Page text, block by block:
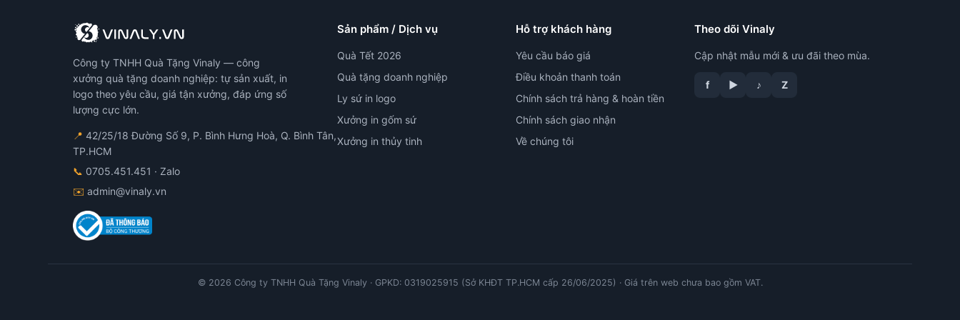
Công ty TNHH Quà Tặng Vinaly — công
xưởng quà tặng doanh nghiệp: tự sản xuất, in
logo theo yêu cầu, giá tận xưởng, đáp ứng số
lượng cực lớn.
📍 42/25/18 Đường Số 9, P. Bình Hưng Hoà, Q. Bình Tân,
TP.HCM
📞 0705.451.451 · Zalo
✉️ admin@vinaly.vn
Sản phẩm / Dịch vụ
Quà Tết 2026
Quà tặng doanh nghiệp
Ly sứ in logo
Xưởng in gốm sứ
Xưởng in thủy tinh
Hỗ trợ khách hàng
Yêu cầu báo giá
Điều khoản thanh toán
Chính sách trả hàng & hoàn tiền
Chính sách giao nhận
Về chúng tôi
Theo dõi Vinaly
Cập nhật mẫu mới & ưu đãi theo mùa.
f ▶ ♪ Z
© 2026 Công ty TNHH Quà Tặng Vinaly · GPKD: 0319025915 (Sở KHĐT TP.HCM cấp 26/06/2025) · Giá trên web chưa bao gồm VAT.